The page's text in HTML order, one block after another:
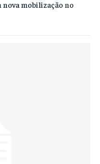
nova mobilização no